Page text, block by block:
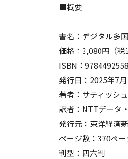
■概要
書名：デジタル多
価格：3,080円（税
ISBN：
発行日：2025年7
著者：サティッシ
訳者：NTTデータ
発行元：東洋経済
ページ数：370ペー
判型：四六判